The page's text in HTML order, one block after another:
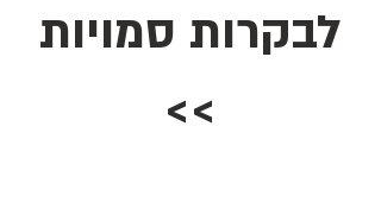
לבקרות סמויות
>>